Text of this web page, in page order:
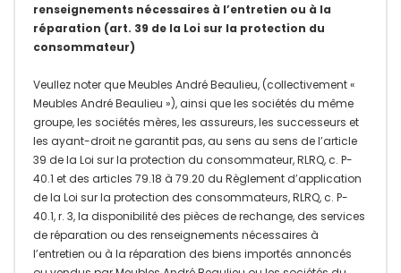
renseignements nécessaires à l’entretien ou à la
réparation (art. 39 de la Loi sur la protection du
consommateur)
Veullez noter que Meubles André Beaulieu, (collectivement «
Meubles André Beaulieu »), ainsi que les sociétés du même
groupe, les sociétés mères, les assureurs, les successeurs et
les ayant-droit ne garantit pas, au sens au sens de l’article
39 de la Loi sur la protection du consommateur, RLRQ, c. P-
40.1 et des articles 79.18 à 79.20 du Règlement d’application
de la Loi sur la protection des consommateurs, RLRQ, c. P-
40.1, r. 3, la disponibilité des pièces de rechange, des services
de réparation ou des renseignements nécessaires à
l’entretien ou à la réparation des biens importés annoncés